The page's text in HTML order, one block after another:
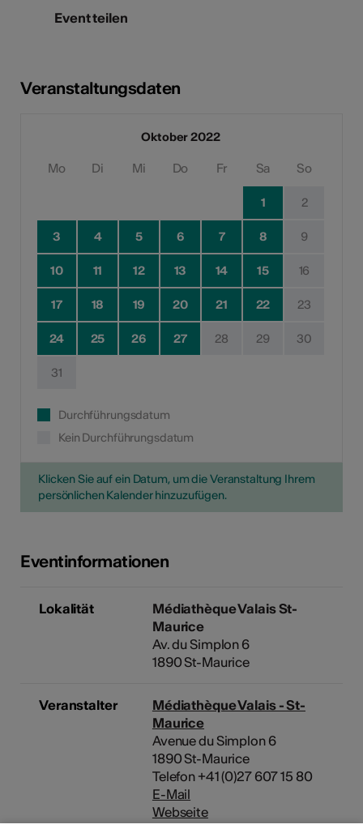
Event teilen
Veranstaltungsdaten
Oktober 2022
Mo Di Mi Do Fr Sa So
1 2
3 4 5 6 7 8 9
10 11 12 13 14 15 16
17 18 19 20 21 22 23
24 25 26 27 28 29 30
31
Durchführungsdatum
Kein Durchführungsdatum
Klicken Sie auf ein Datum, um die Veranstaltung Ihrem
persönlichen Kalender hinzuzufügen.
Eventinformationen
Lokalität
Médiathèque Valais St-
Maurice
Av. du Simplon 6
1890 St-Maurice
Veranstalter
Médiathèque Valais - St-
Maurice
Avenue du Simplon 6
1890 St-Maurice
Telefon +41 (0)27 607 15 80
E-Mail
Webseite